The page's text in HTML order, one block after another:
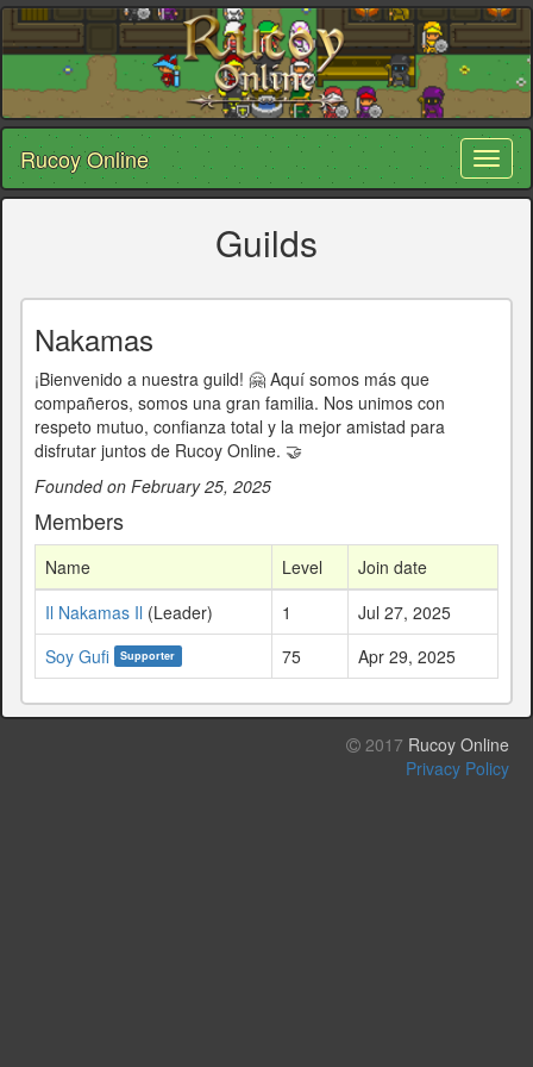
Rucoy Online
Guilds
Nakamas
¡Bienvenido a nuestra guild! 🤗 Aquí somos más que
compañeros, somos una gran familia. Nos unimos con
respeto mutuo, confianza total y la mejor amistad para
disfrutar juntos de Rucoy Online. 🤝
Founded on February 25, 2025
Members
Name Level
Join date
Il Nakamas Il (Leader) 1
Jul 27, 2025
Soy Gufi
Supporter 75 Apr 29, 2025
2017 Rucoy Online
Privacy Policy